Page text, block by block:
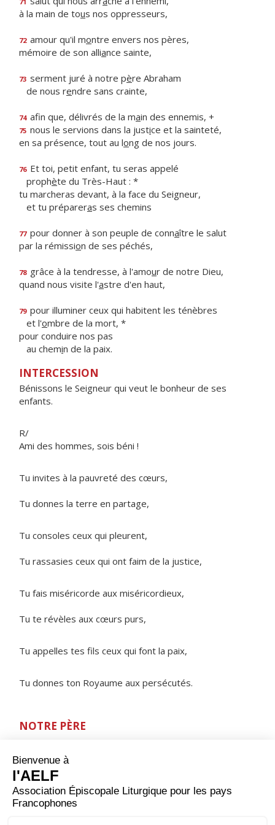
à la main de tous nos oppresseurs,
72 amour qu'il montre envers nos pères,
mémoire de son alliance sainte,
73 serment juré à notre père Abraham
de nous rendre sans crainte,
74 afin que, délivrés de la main des ennemis, +
75 nous le servions dans la justice et la sainteté,
en sa présence, tout au long de nos jours.
76 Et toi, petit enfant, tu seras appelé
prophète du Très-Haut : *
tu marcheras devant, à la face du Seigneur,
et tu prépareras ses chemins
77 pour donner à son peuple de connaître le salut
par la rémission de ses péchés,
78 grâce à la tendresse, à l'amour de notre Dieu,
quand nous visite l'astre d'en haut,
79 pour illuminer ceux qui habitent les ténèbres
et l'ombre de la mort, *
pour conduire nos pas
au chemin de la paix.
INTERCESSION
Bénissons le Seigneur qui veut le bonheur de ses
enfants.
R/
Ami des hommes, sois béni !
Tu invites à la pauvreté des cœurs,
Tu donnes la terre en partage,
Tu consoles ceux qui pleurent,
Tu rassasies ceux qui ont faim de la justice,
Tu fais miséricorde aux miséricordieux,
Tu te révèles aux cœurs purs,
Tu appelles tes fils ceux qui font la paix,
Tu donnes ton Royaume aux persécutés.
NOTRE PÈRE
Tu demandes à l'humanité, Dieu créateur, de se
perfectionner de jour en jour et d'achever par son
travail l'œuvre immense de la création ; aide-nous à
faire que tous les hommes aient des conditions de